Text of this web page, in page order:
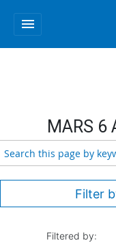
menu
MARS
Filter
Filtered by: